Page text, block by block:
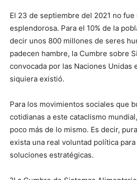
El 23 de septiembre del 2021 no fue
esplendorosa. Para el 10% de la
decir unos 800 millones de seres
padecen hambre, la Cumbre sobre
convocada por las Naciones Unidas
siquiera existió.
Para los movimientos sociales que
cotidianas a este cataclismo
poco más de lo mismo. Es decir,
exista una real voluntad política
soluciones estratégicas.